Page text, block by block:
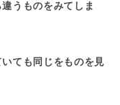
うものをみてしま
ても同じをものを見